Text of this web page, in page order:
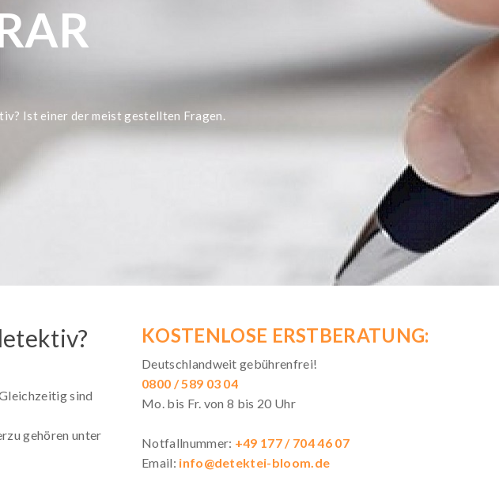
Ist einer der meist gestellten Fragen.
sind
gehören unter
KOSTENLOSE ERSTBERATUNG:
Deutschlandweit gebührenfrei!
0800 / 589 03 04
Mo. bis Fr. von 8 bis 20 Uhr
Notfallnummer: +49 177 / 704 46 07
Email: info@detektei-bloom.de